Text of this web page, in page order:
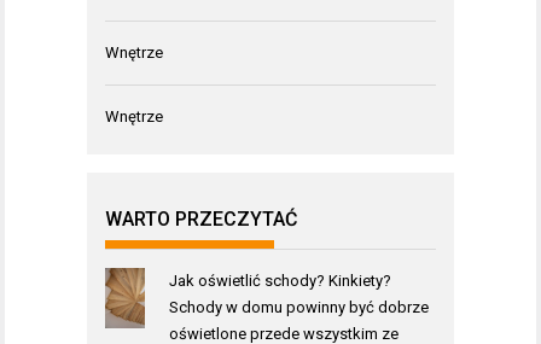
Wnętrze
Wnętrze
WARTO PRZECZYTAĆ
Jak oświetlić schody? Kinkiety?
Schody w domu powinny być dobrze
oświetlone przede wszystkim ze